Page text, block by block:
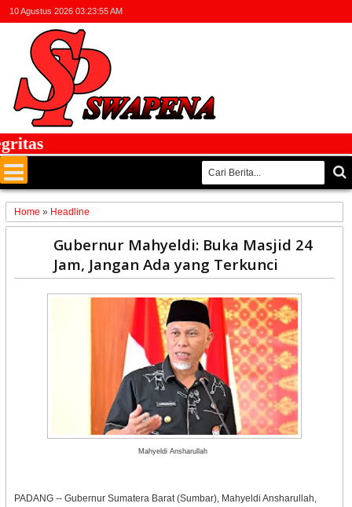
10 Agustus 2026 03:23:56 AM
Home » Headline
Gubernur Mahyeldi: Buka Masjid 24
Jam, Jangan Ada yang Terkunci
Mahyeldi Ansharullah
PADANG -- Gubernur Sumatera Barat (Sumbar), Mahyeldi Ansharullah,